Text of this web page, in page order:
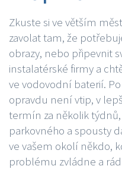
Zkuste si ve větším
zavolat tam, že
obrazy, nebo připevnit
instalatérské firmy a
ve vodovodní baterií.
opravdu není vtip, v
termín za několik
parkovného a spousty
ve vašem okolí někdo,
problému zvládne a